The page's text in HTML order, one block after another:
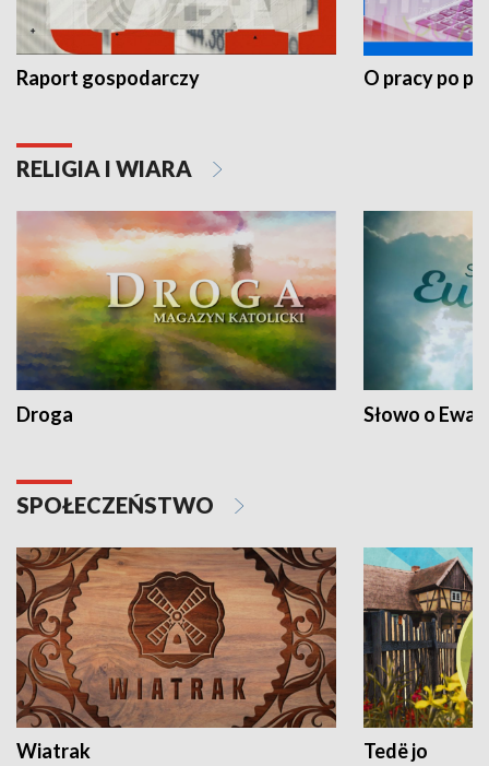
Raport gospodarczy O pracy po
RELIGIA I WIARA
Droga Słowo o
SPOŁECZEŃSTWO
Wiatrak Tedë jo